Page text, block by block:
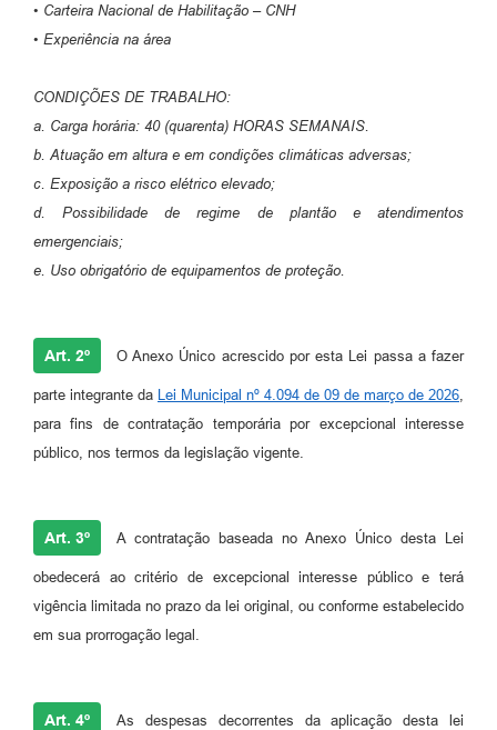
• Carteira Nacional de Habilitação – CNH
• Experiência na área
CONDIÇÕES DE TRABALHO:
a. Carga horária: 40 (quarenta) HORAS SEMANAIS.
b. Atuação em altura e em condições climáticas adversas;
c. Exposição a risco elétrico elevado;
d. Possibilidade de regime de plantão e atendimentos
emergenciais;
e. Uso obrigatório de equipamentos de proteção.
Art. 2º O Anexo Único acrescido por esta Lei passa a fazer
parte integrante da Lei Municipal nº 4.094 de 09 de março de 2026
para fins de contratação temporária por excepcional interesse
público, nos termos da legislação vigente.
Art. 3º A contratação baseada no Anexo Único desta Lei
obedecerá ao critério de excepcional interesse público e terá
vigência limitada no prazo da lei original, ou conforme estabelecido
em sua prorrogação legal.
Art. 4º As despesas decorrentes da aplicação desta lei